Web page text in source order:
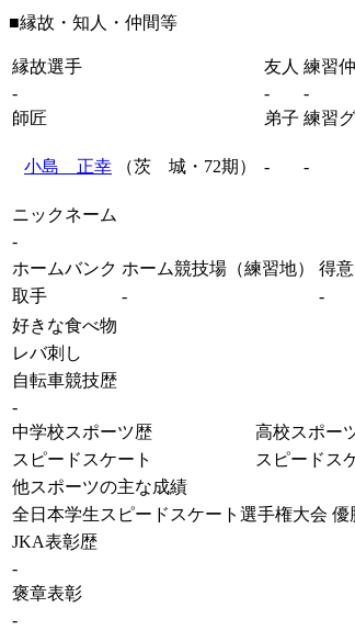
■縁故・知人・仲間等
縁故選手 友人 練習
-
-
-
師匠
弟子 練習
小島 正幸 （茨 城・72期） - -
ニックネーム
-
ホームバンク ホーム競技場（練習地） 得
取手
- -
好きな食べ物
レバ刺し
自転車競技歴
-
中学校スポーツ歴
高校スポー
スピードスケート
スピードス
他スポーツの主な成績
全日本学生スピードスケート選手権大会
JKA表彰歴
-
褒章表彰
-